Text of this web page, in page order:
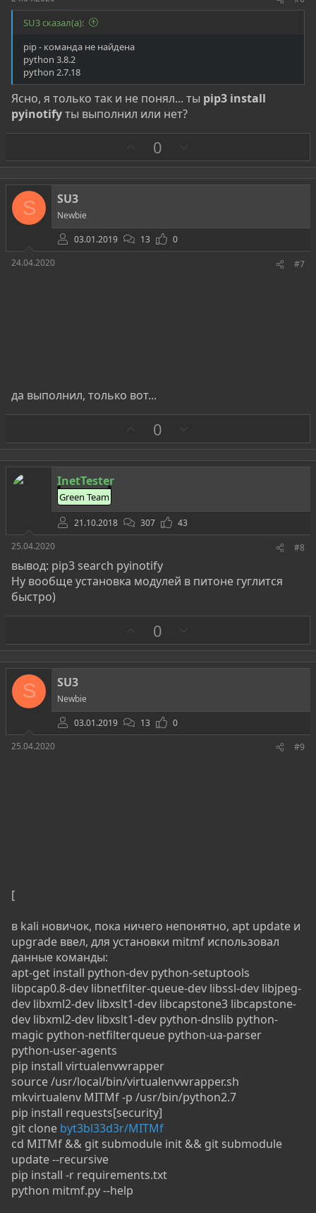
SU3 сказал(а):
pip - команда не найдена
python 3.8.2
python 2.7.18
Ясно, я только так и не понял... ты pip3 install
pyinotifyты выполнил или нет?
а
0
р
о
в
S SU3
Newbie
03.01.2019
13
0
24.04.2020
#7
да выполнил, только вот...
а
0
р
о
InetTester
Green Team
21.10.2018 307
43
25.04.2020
#8
вывод: pip3 search pyinotify
Ну вообще установка модулей в питоне гуглится
быстро)
а
0
р
о
в
S SU3
Newbie
03.01.2019
13
0
25.04.2020
#9
[
в kali новичок, пока ничего непонятно, apt update и
upgrade ввел, для установки mitmf использовал
данные команды:
apt-get install python-dev python-setuptools
libpcap0.8-dev libnetfilter-queue-dev libssl-dev libjpeg-
dev libxml2-dev libxslt1-dev libcapstone3 libcapstone-
dev libxml2-dev libxslt1-dev python-dnslib python-
magic python-netfilterqueue python-ua-parser
python-user-agents
pip install virtualenvwrapper
source /usr/local/bin/virtualenvwrapper.sh
mkvirtualenv MITMf -p /usr/bin/python2.7
pip install requests[security]
git clone byt3bl33d3r/MITMf
cd MITMf && git submodule init && git submodule
update --recursive
pip install -r requirements.txt
python mitmf.py --help